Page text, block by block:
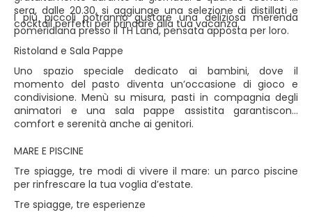
sera, dalle 20.30, si aggiunge una selezione di distillati e
cocktail perfetti per brindare alla tua vacanza.
I più piccoli potranno gustare una deliziosa merenda
pomeridiana presso il TH Land, pensata apposta per loro.
Ristoland e Sala Pappe
Uno spazio speciale dedicato ai bambini, dove il
momento del pasto diventa un’occasione di gioco e
condivisione. Menù su misura, pasti in compagnia degli
animatori e una sala pappe assistita garantiscono
comfort e serenità anche ai genitori.
MARE E PISCINE
Tre spiagge, tre modi di vivere il mare: un parco piscine
per rinfrescare la tua voglia d’estate.
Tre spiagge, tre esperienze